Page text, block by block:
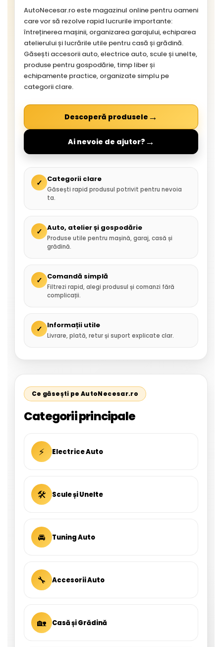
AutoNecesar.ro este magazinul online pentru oameni
care vor să rezolve rapid lucrurile importante:
întreținerea mașinii, organizarea garajului, echiparea
atelierului și lucrările utile pentru casă și grădină.
Găsești accesorii auto, electrice auto, scule și unelte,
produse pentru gospodărie, timp liber și
echipamente practice, organizate simplu pe
categorii clare.
Descoperă produsele →
Ai nevoie de ajutor? →
✓ Categorii clare
Găsești rapid produsul potrivit pentru nevoia
ta.
✓ Auto, atelier și gospodărie
Produse utile pentru mașină, garaj, casă și
grădină.
✓ Comandă simplă
Filtrezi rapid, alegi produsul și comanzi fără
complicații.
✓ Informații utile
Livrare, plată, retur și suport explicate clar.
Ce găsești pe AutoNecesar.ro
Categorii principale
⚡ Electrice Auto
🛠 Scule și Unelte
🚘 Tuning Auto
🔧 Accesorii Auto
🏡 Casă și Grădină